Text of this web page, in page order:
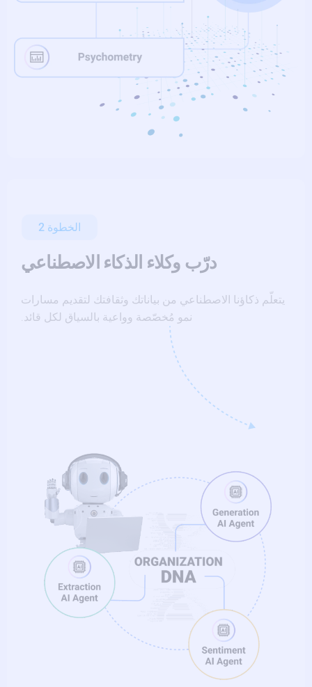
الخطوة 2
درّب وكلاء الذكاء الاصطناعي
يتعلّم ذكاؤنا الاصطناعي من بياناتك وثقافتك لتقديم مسارات
نمو مُخصّصة وواعية بالسياق لكل قائد.